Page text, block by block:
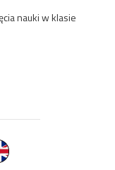
nauki w klasie